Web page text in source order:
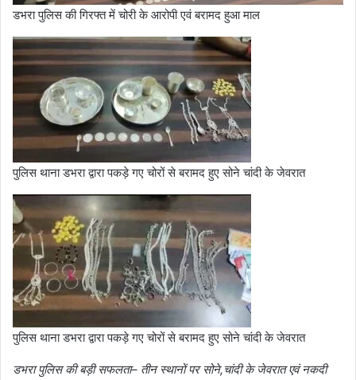
डभरा पुलिस की गिरफ्त में चोरी के आरोपी एवं बरामद हुआ माल
पुलिस थाना डभरा द्वारा पकड़े गए चोरों से बरामद हुए सोने चांदी के जेवरात
पुलिस थाना डभरा द्वारा पकड़े गए चोरों से बरामद हुए सोने चांदी के जेवरात
डभरा पुलिस की बड़ी सफलता– तीन स्थानों पर सोने,चांदी के जेवरात एवं नकदी